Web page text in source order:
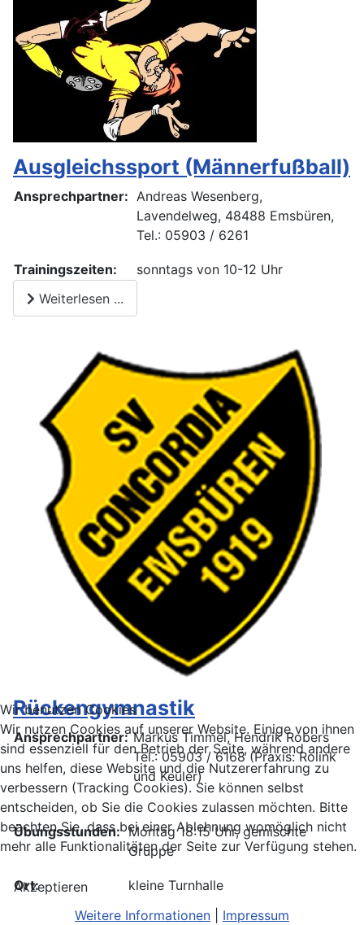
Ausgleichssport (Männerfußball)
Ansprechpartner: Andreas Wesenberg,
Lavendelweg, 48488 Emsbüren,
Tel.: 05903 / 6261
Trainingszeiten:
sonntags von 10-12 Uhr
Weiterlesen ...
Rückengymnastik
Ansprechpartner:Markus Timmel, Hendrik Robers
Tel.: 05903 / 6168 (Praxis: Rolink
und Keuler)
Übungsstunden:Montag 18:15 Uhr, gemischte
Gruppe
Ort: kleine Turnhalle
Wir benutzen Cookies
Wir nutzen Cookies auf unserer Website. Einige von ihnen
sind essenziell für den Betrieb der Seite, während andere
uns helfen, diese Website und die Nutzererfahrung zu
verbessern (Tracking Cookies). Sie können selbst
entscheiden, ob Sie die Cookies zulassen möchten. Bitte
beachten Sie, dass bei einer Ablehnung womöglich nicht
mehr alle Funktionalitäten der Seite zur Verfügung stehen.
Akzeptieren
Weitere Informationen
Impressum